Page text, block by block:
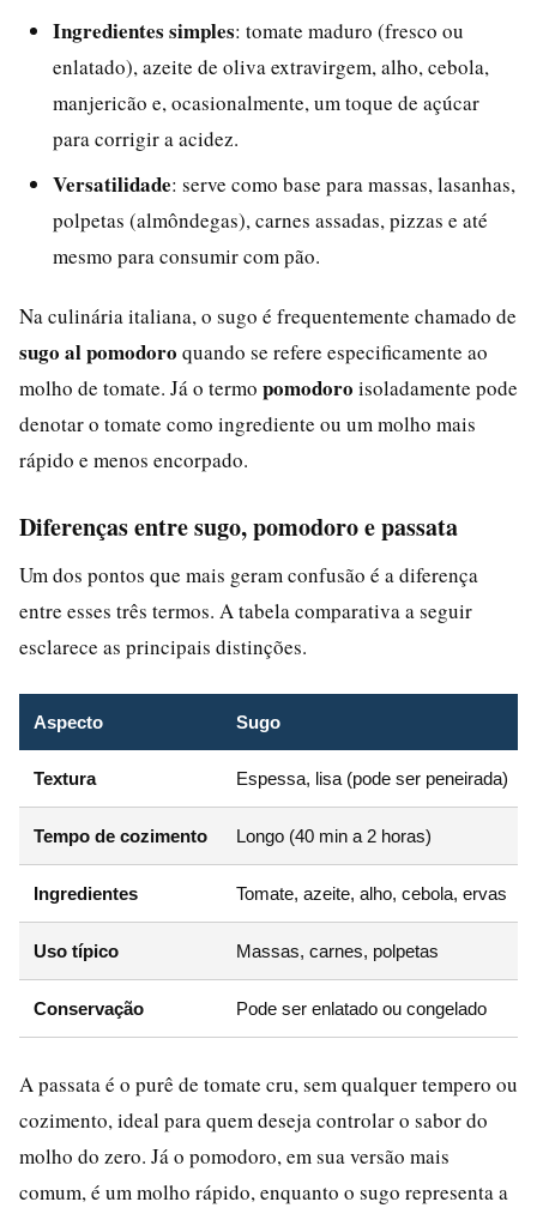
Ingredientes simples: tomate maduro (fresco ou
enlatado), azeite de oliva extravirgem, alho, cebola,
manjericão e, ocasionalmente, um toque de açúcar
para corrigir a acidez.
Versatilidade: serve como base para massas, lasanhas,
polpetas (almôndegas), carnes assadas, pizzas e até
mesmo para consumir com pão.
Na culinária italiana, o sugo é frequentemente chamado de
sugo al pomodoro quando se refere especificamente ao
molho de tomate. Já o termo pomodoro isoladamente pode
denotar o tomate como ingrediente ou um molho mais
rápido e menos encorpado.
Diferenças entre sugo, pomodoro e passata
Um dos pontos que mais geram confusão é a diferença
entre esses três termos. A tabela comparativa a seguir
esclarece as principais distinções.
Aspecto Sugo
Textura Espessa, lisa (pode ser peneirada)
Tempo de cozimento Longo (40 min a 2 horas)
Ingredientes Tomate, azeite, alho, cebola, ervas
Uso típico Massas, carnes, polpetas
Conservação Pode ser enlatado ou congelado
A passata é o purê de tomate cru, sem qualquer tempero ou
cozimento, ideal para quem deseja controlar o sabor do
molho do zero. Já o pomodoro, em sua versão mais
comum, é um molho rápido, enquanto o sugo representa a